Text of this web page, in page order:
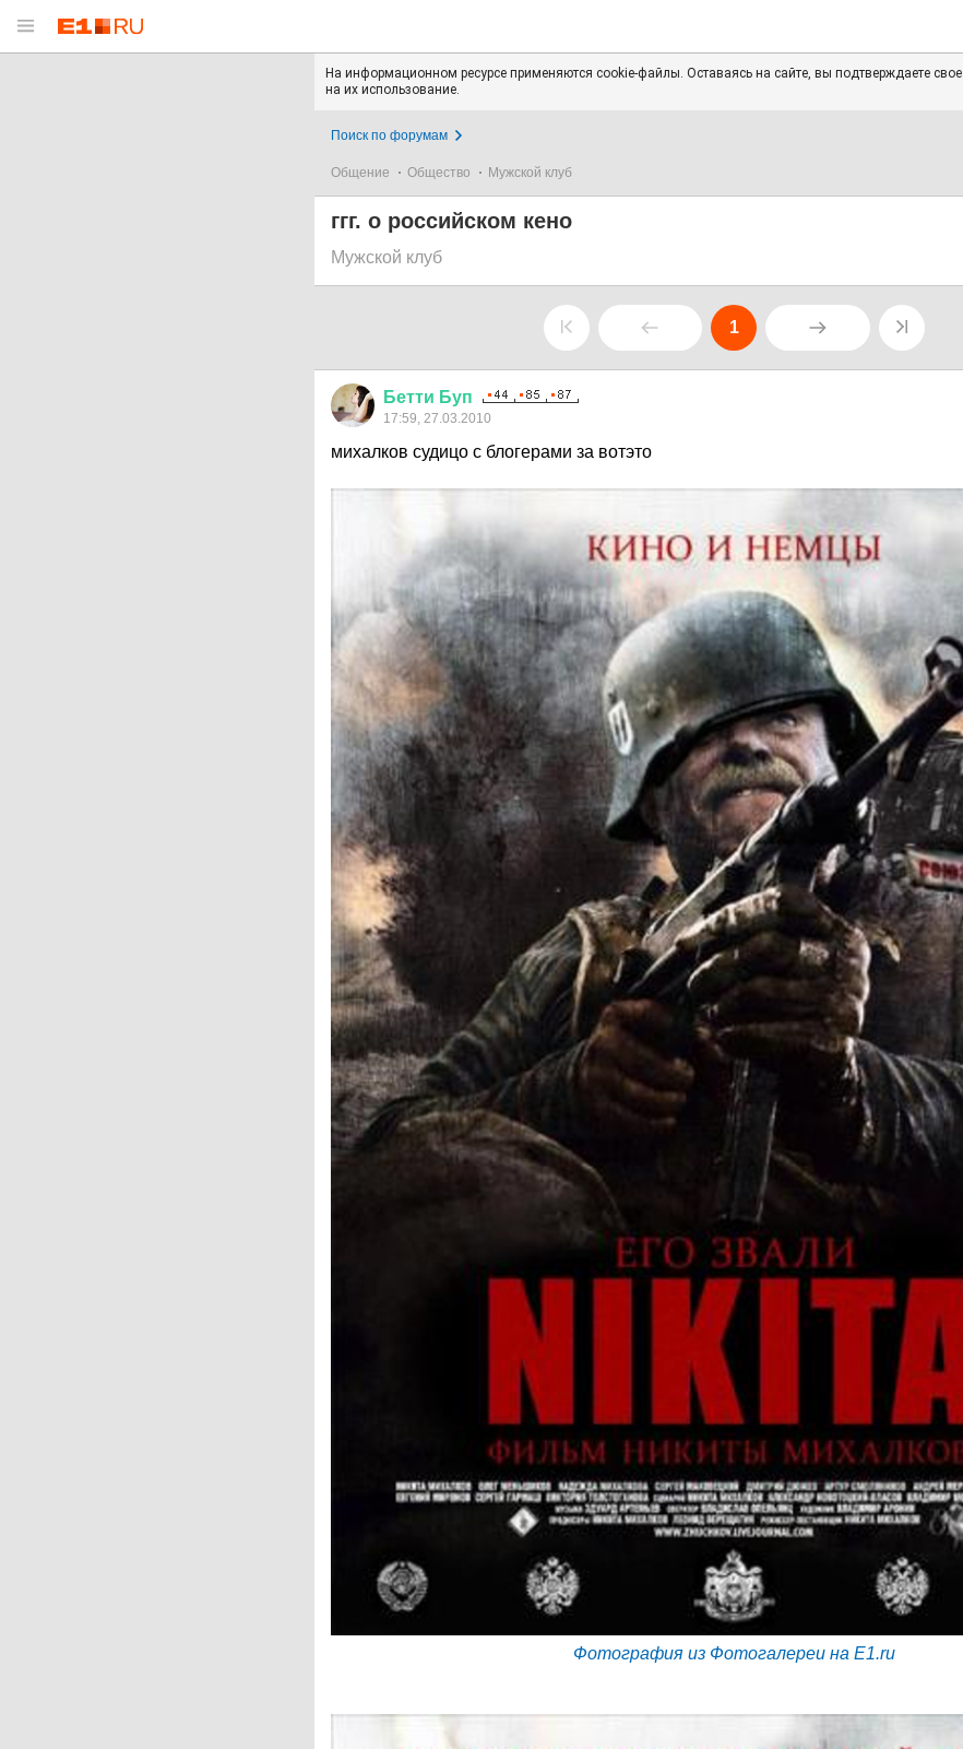
На информационном ресурсе применяются cookie-файлы. Оставаясь на сайте, вы подтверждаете свое
на их использование.
Поиск по форумам
Общение Общество Мужской клуб
ггг. о российском кено
Мужской клуб
1
Бетти Буп
17:59, 27.03.2010
михалков судицо с блогерами за вотэто
Фотография из Фотогалереи на E1.ru